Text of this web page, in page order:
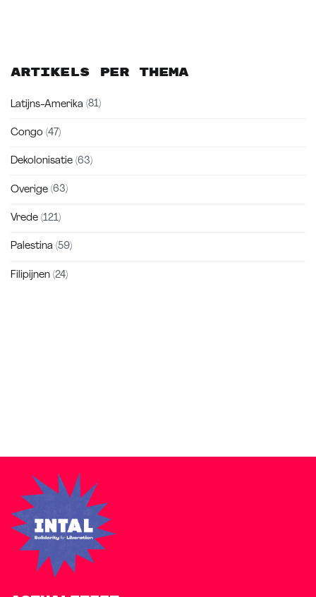
Artikels per thema
Latijns-Amerika (81)
Congo (47)
Dekolonisatie (63)
Overige (63)
Vrede (121)
Palestina (59)
Filipijnen (24)